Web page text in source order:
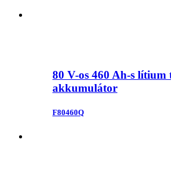
80 V-os 460 Ah-s lítium
akkumulátor
F80460Q